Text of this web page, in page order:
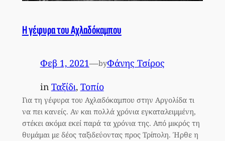
Η γέφυρα του Αχλαδόκαμπου
Φεβ 1, 2021—byΦάνης Τσίρος
in Ταξίδι, Τοπίο
Για τη γέφυρα του Αχλαδόκαμπου στην Αργολίδα τι
να πει κανείς. Αν και πολλά χρόνια εγκαταλειμμένη,
στέκει ακόμα εκεί παρά τα χρόνια της. Από μικρός τη
θυμάμαι με δέος ταξιδεύοντας προς Τρίπολη. Ήρθε η